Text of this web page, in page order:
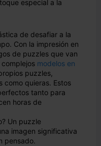
especial a la
de desafiar a la
Con la impresión en
de puzzles que van
modelos en
puzzles,
como quieras. Estos
tanto para
horas de
Un puzzle
imagen significativa
pensado.